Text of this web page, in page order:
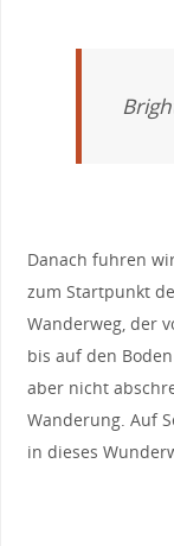
Danach fuhren
zum Startpunkt
Wanderweg, der
bis auf den
aber nicht
Wanderung. Auf
in dieses